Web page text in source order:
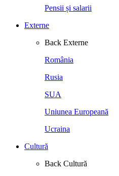
Pensii și salarii
Externe
Back Externe
România
Rusia
SUA
Uniunea Europeană
Ucraina
Cultură
Back Cultură